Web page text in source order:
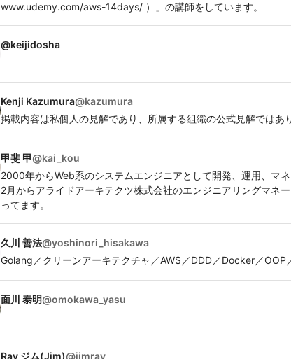
www.udemy.com/aws-14days/ ）」の講師をしています。
@keijidosha
Kenji Kazumura@kazumura
掲載内容は私個人の見解であり、所属する組織の公式見解ではあ
甲斐 甲@kai_kou
2000年からWeb系のシステムエンジニアとして開発、運用、マ
2月からアライドアーキテクツ株式会社のエンジニアリングマネ
ってます。
久川 善法@yoshinori_hisakawa
Golang／クリーンアーキテクチャ／AWS／DDD／Docker／
面川 泰明@omokawa_yasu
Ray ジム(Jim)@jimray